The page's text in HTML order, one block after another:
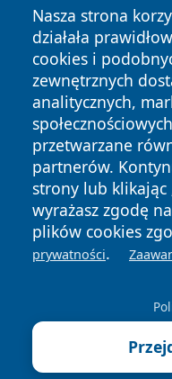
Nasza strona
działała
cookies i
zewnętrznych
analitycznych,
przetwarzane
partnerów.
strony lub klikając
wyrażasz zgodę
plików cookies
prywatności.
Copyright © 2026
News Autorzy